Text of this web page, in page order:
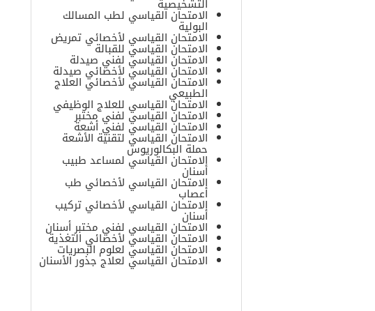
التشخيصية
الامتحان القياسي لطب المسالك
البولية
الامتحان القياسي لأخصائي تمريض
الامتحان القياسي للقبالة
الامتحان القياسي لفني صيدلة
الامتحان القياسي لأخصائي صيدلة
الامتحان القياسي لأخصائي العلاج
الطبيعي
الامتحان القياسي للعلاج الوظيفي
الامتحان القياسي لفني مختبر
الامتحان القياسي لفني أشعة
الامتحان القياسي لتقنية الأشعة
حملة البكالوريوس
الامتحان القياسي لمساعد طبيب
أسنان
الامتحان القياسي لأخصائي طب
أعصاب
الامتحان القياسي لأخصائي تركيب
أسنان
الامتحان القياسي لفني مختبر أسنان
الامتحان القياسي لأخصائي التغذية
الامتحان القياسي لعلوم البصريات
الامتحان القياسي لعلاج جذور الأسنان